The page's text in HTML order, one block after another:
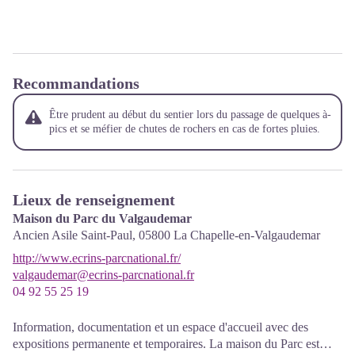
Recommandations
Être prudent au début du sentier lors du passage de quelques à-
pics et se méfier de chutes de rochers en cas de fortes pluies.
Lieux de renseignement
Maison du Parc du Valgaudemar
Ancien Asile Saint-Paul, 05800 La Chapelle-en-Valgaudemar
http://www.ecrins-parcnational.fr/
valgaudemar@ecrins-parcnational.fr
04 92 55 25 19
Information, documentation et un espace d'accueil avec des
expositions permanente et temporaires. La maison du Parc est